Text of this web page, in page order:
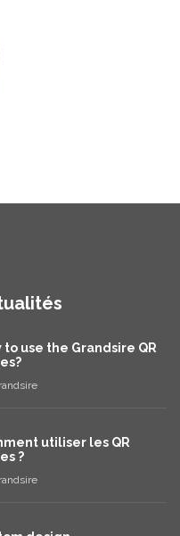
to use the Grandsire QR
utiliser les QR
?